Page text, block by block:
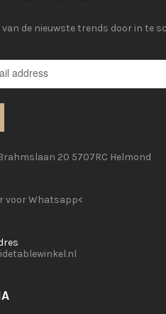
van de nieuwste trends door in te
20 5707RC Helmond
voor Whatsapp<